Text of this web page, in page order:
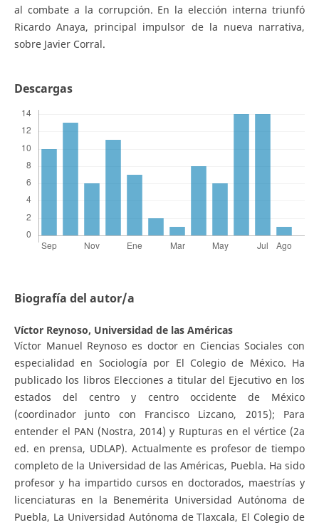
al combate a la corrupción. En la elección interna triunfó
Ricardo Anaya, principal impulsor de la nueva narrativa,
sobre Javier Corral.
Descargas
Biografía del autor/a
Víctor Reynoso, Universidad de las Américas
Víctor Manuel Reynoso es doctor en Ciencias Sociales con
especialidad en Sociología por El Colegio de México. Ha
publicado los libros Elecciones a titular del Ejecutivo en los
estados del centro y centro occidente de México
(coordinador junto con Francisco Lizcano, 2015); Para
entender el PAN (Nostra, 2014) y Rupturas en el vértice (2a
ed. en prensa, UDLAP). Actualmente es profesor de tiempo
completo de la Universidad de las Américas, Puebla. Ha sido
profesor y ha impartido cursos en doctorados, maestrías y
licenciaturas en la Benemérita Universidad Autónoma de
Puebla, La Universidad Autónoma de Tlaxcala, El Colegio de